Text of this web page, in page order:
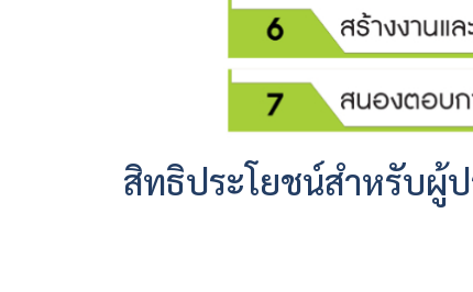
สิทธิประโยชน์สำหรับผู้ป